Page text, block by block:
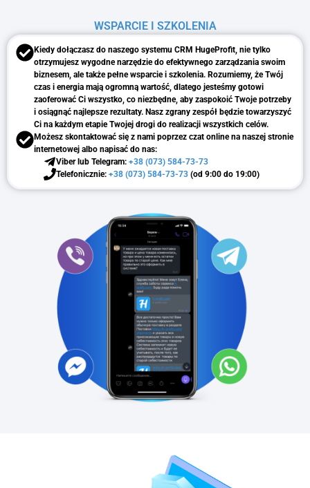
WSPARCIE I SZKOLENIA
Kiedy dołączasz do naszego systemu CRM HugeProfit, nie tylko
otrzymujesz wygodne narzędzie do efektywnego zarządzania swoim
biznesem, ale także pełne wsparcie i szkolenia. Rozumiemy, że Twój
czas i energia mają ogromną wartość, dlatego jesteśmy gotowi
zaoferować Ci wszystko, co niezbędne, aby zaspokoić Twoje potrzeby
i osiągnąć najlepsze rezultaty. Nasz zgrany zespół będzie towarzyszyć
Ci na każdym etapie Twojej drogi do realizacji wszystkich celów.
Możesz skontaktować się z nami poprzez czat online na naszej stronie
internetowej albo napisać do nas:
Viber lub Telegram: +38 (073) 584-73-73
Telefonicznie: +38 (073) 584-73-73 (od 9:00 do 19:00)